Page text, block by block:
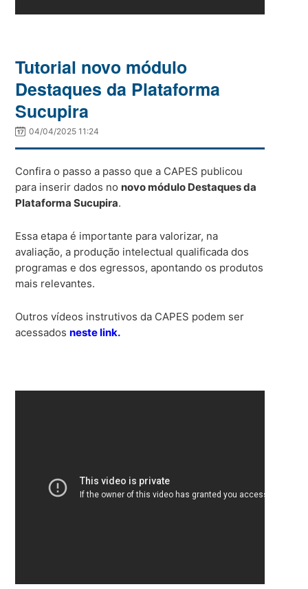
Tutorial novo módulo
Destaques da Plataforma
Sucupira
04/04/2025 11:24
Confira o passo a passo que a CAPES publicou
para inserir dados no novo módulo Destaques da
Plataforma Sucupira.
Essa etapa é importante para valorizar, na
avaliação, a produção intelectual qualificada dos
programas e dos egressos, apontando os produtos
mais relevantes.
Outros vídeos instrutivos da CAPES podem ser
acessadosneste link.